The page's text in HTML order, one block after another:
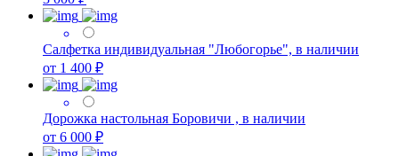
Салфетка индивидуальная "Любогорье", в наличии
от 1 400 ₽
Дорожка настольная Боровичи , в наличии
от 6 000 ₽